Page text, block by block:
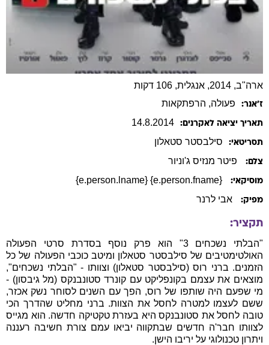
ארה"ב, 2014, אנגלית, 106 דקות
ז׳אנר: פעולה, הרפתקאות
תאריך יציאה לאקרנים: 14.8.2014
תסריטאי: סילבסטר סטאלון
צלם: פיטר מנזיס ג'וניור
מוסיקאי: {e.person.fname} {e.person.lname}
מפיק: אבי לרנר
תקציר:
"הבלתי נשכחים 3" הוא פרק נוסף בסדרת סרטי הפעולה
האולטימטיבים של סילבסטר סטאלון ומיטב כוכבי הפעולה של כל
הזמנים. ברני רוס (סילבסטר סטאלון) וצוותו - "הבלתי נשכחים",
מוצאים את עצמם בקונפליקט עם קונרד סטונבנקס (מל גיבסון) -
מי שפעם היה שותפו של רוס, הפך עם השנים לסוחר נשק אכזר,
ששם לעצמו למטרה לחסל את הצוות. ברני מחליט שהדרך הכי
טובה לחסל את סטונבנקס היא בעזרת טקטיקה חדשה. הוא מגייס
לצוותו חבר'ה חדשים שבתקווה יביאו עמם צורת חשיבה רעננה
ויתרון טכנולוגי על יריבו הישן.